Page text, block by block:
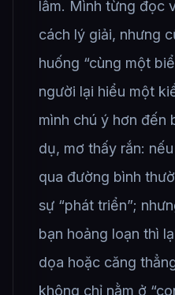
lầm. Mình từng đọc
cách lý giải, nhưng
huống “cùng một
người lại hiểu một
mình chú ý hơn đến
dụ, mơ thấy rắn:
qua đường bình
sự “phát triển”;
bạn hoảng loạn thì
dọa hoặc căng
không chỉ nằm ở